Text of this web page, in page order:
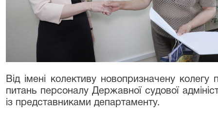
Від імені колективу новопризначену колегу
питань персоналу Державної судової
із представниками департаменту.